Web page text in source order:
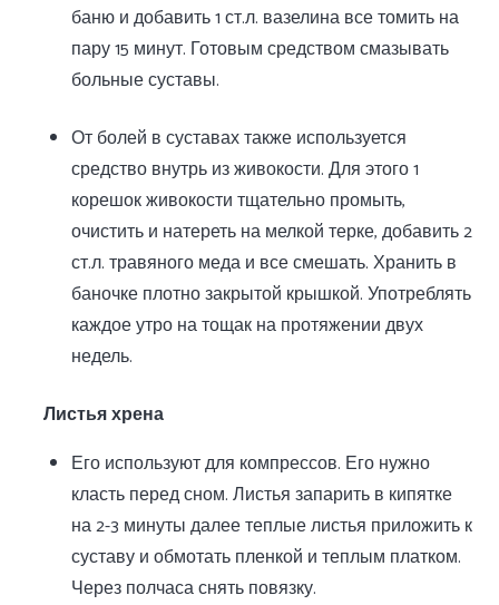
баню и добавить 1 ст.л. вазелина все томить на
пару 15 минут. Готовым средством смазывать
больные суставы.
От болей в суставах также используется
средство внутрь из живокости. Для этого 1
корешок живокости тщательно промыть,
очистить и натереть на мелкой терке, добавить 2
ст.л. травяного меда и все смешать. Хранить в
баночке плотно закрытой крышкой. Употреблять
каждое утро на тощак на протяжении двух
недель.
Листья хрена
Его используют для компрессов. Его нужно
класть перед сном. Листья запарить в кипятке
на 2-3 минуты далее теплые листья приложить к
суставу и обмотать пленкой и теплым платком.
Через полчаса снять повязку.